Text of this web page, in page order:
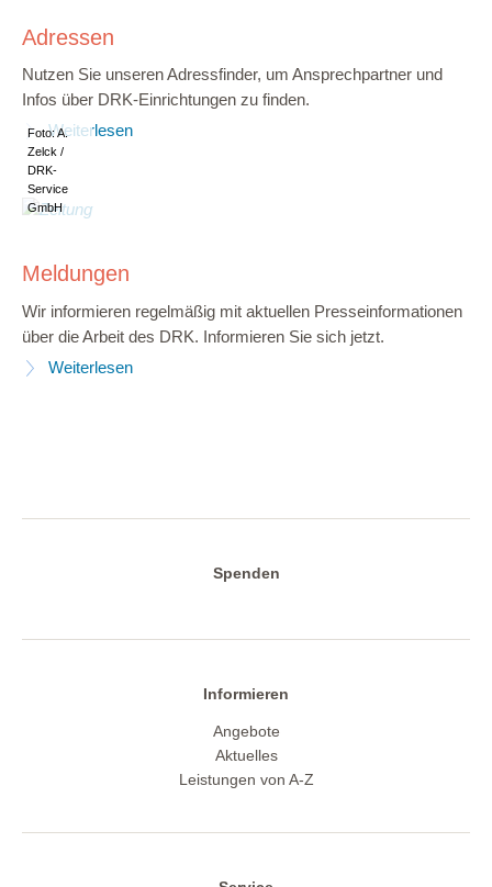
Adressen
Nutzen Sie unseren Adressfinder, um Ansprechpartner und
Infos über DRK-Einrichtungen zu finden.
Weiterlesen
Foto: A.
Zelck /
DRK-
Service
GmbH
Meldungen
Wir informieren regelmäßig mit aktuellen Presseinformationen
über die Arbeit des DRK. Informieren Sie sich jetzt.
Weiterlesen
Spenden
Informieren
Angebote
Aktuelles
Leistungen von A-Z